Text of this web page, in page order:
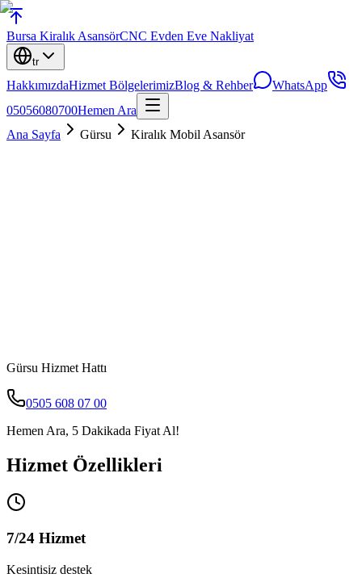
Bursa Kiralık AsansörCNC Evden Eve Nakliyat
tr
HakkımızdaHizmet BölgelerimizBlog & Rehber
WhatsApp
05056080700Hemen Ara
Ana Sayfa
Gürsu Kiralık Mobil Asansör
Gürsu Hizmet Hattı
0505 608 07 00
Hemen Ara, 5 Dakikada Fiyat Al!
Hizmet Özellikleri
7/24 Hizmet
Kesintisiz destek